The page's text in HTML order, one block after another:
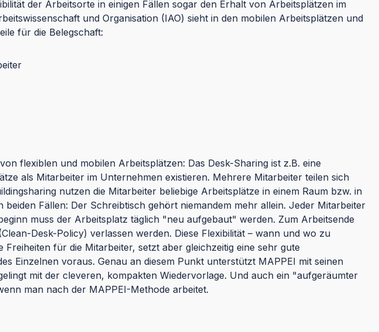
der Arbeitsorte in einigen Fällen sogar den Erhalt von Arbeitsplätzen im
und Organisation (IAO) sieht in den mobilen Arbeitsplätzen und
für die Belegschaft:
flexiblen und mobilen Arbeitsplätzen: Das Desk-Sharing ist z.B. eine
als Mitarbeiter im Unternehmen existieren. Mehrere Mitarbeiter teilen sich
nutzen die Mitarbeiter beliebige Arbeitsplätze in einem Raum bzw. in
beiden Fällen: Der Schreibtisch gehört niemandem mehr allein. Jeder Mitarbeiter
muss der Arbeitsplatz täglich "neu aufgebaut" werden. Zum Arbeitsende
Desk-Policy) verlassen werden. Diese Flexibilität – wann und wo zu
für die Mitarbeiter, setzt aber gleichzeitig eine sehr gute
Einzelnen voraus. Genau an diesem Punkt unterstützt MAPPEI mit seinen
mit der cleveren, kompakten Wiedervorlage. Und auch ein "aufgeräumter
man nach der MAPPEI-Methode arbeitet.